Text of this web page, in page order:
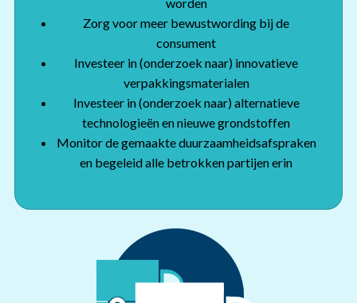
Zorg voor meer bewustwording bij de
consument
Investeer in (onderzoek naar) innovatieve
verpakkingsmaterialen
Investeer in (onderzoek naar) alternatieve
technologieën en nieuwe grondstoffen
Monitor de gemaakte duurzaamheidsafspraken
en begeleid alle betrokken partijen erin